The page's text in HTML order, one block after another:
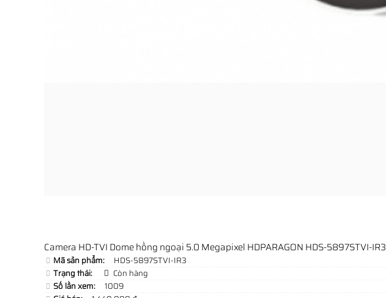
Camera HD-TVI Dome hồng ngoại 5.0 Megapixel HDPARAGON HDS-5897STVI-IR3
Mã sản phẩm:
HDS-5897STVI-IR3
Trạng thái:
Còn hàng
Số lần xem:
1009